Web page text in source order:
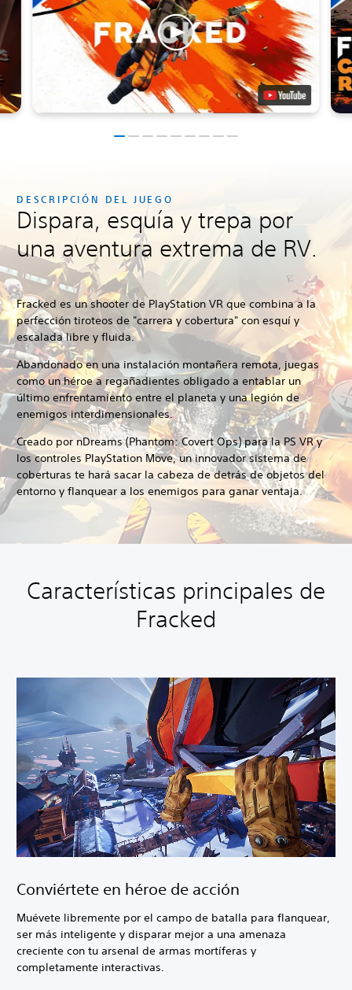
DESCRIPCIÓN DEL JUEGO
Dispara, esquía y trepa por
una aventura extrema de RV.
Fracked es un shooter de PlayStation VR que combina a la
perfección tiroteos de "carrera y cobertura" con esquí y
escalada libre y fluida.
Abandonado en una instalación montañera remota, juegas
como un héroe a regañadientes obligado a entablar un
último enfrentamiento entre el planeta y una legión de
enemigos interdimensionales.
Creado por nDreams (Phantom: Covert Ops) para la PS VR y
los controles PlayStation Move, un innovador sistema de
coberturas te hará sacar la cabeza de detrás de objetos del
entorno y flanquear a los enemigos para ganar ventaja.
Características principales de
Fracked
Conviértete en héroe de acción
Muévete libremente por el campo de batalla para flanquear,
ser más inteligente y disparar mejor a una amenaza
creciente con tu arsenal de armas mortíferas y
completamente interactivas.